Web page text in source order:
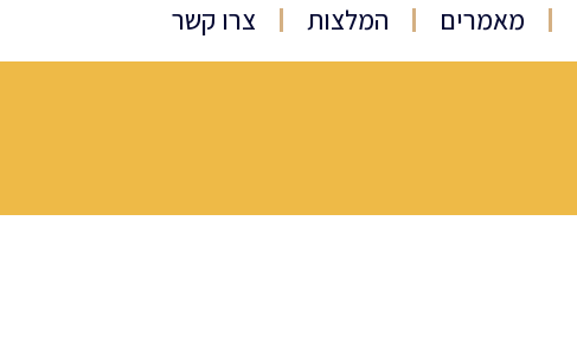
מאמרים המלצות צרו קשר